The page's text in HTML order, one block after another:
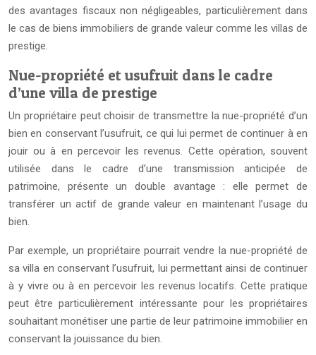
des avantages fiscaux non négligeables, particulièrement dans
le cas de biens immobiliers de grande valeur comme les villas de
prestige.
Nue-propriété et usufruit dans le cadre
d’une villa de prestige
Un propriétaire peut choisir de transmettre la nue-propriété d’un
bien en conservant l’usufruit, ce qui lui permet de continuer à en
jouir ou à en percevoir les revenus. Cette opération, souvent
utilisée dans le cadre d’une transmission anticipée de
patrimoine, présente un double avantage : elle permet de
transférer un actif de grande valeur en maintenant l’usage du
bien.
Par exemple, un propriétaire pourrait vendre la nue-propriété de
sa villa en conservant l’usufruit, lui permettant ainsi de continuer
à y vivre ou à en percevoir les revenus locatifs. Cette pratique
peut être particulièrement intéressante pour les propriétaires
souhaitant monétiser une partie de leur patrimoine immobilier en
conservant la jouissance du bien.